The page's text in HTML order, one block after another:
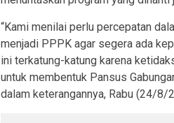
“Kami menilai perlu percepatan
menjadi PPPK agar segera ada
ini terkatung-katung karena
untuk membentuk Pansus
dalam keterangannya, Rabu (24/8/